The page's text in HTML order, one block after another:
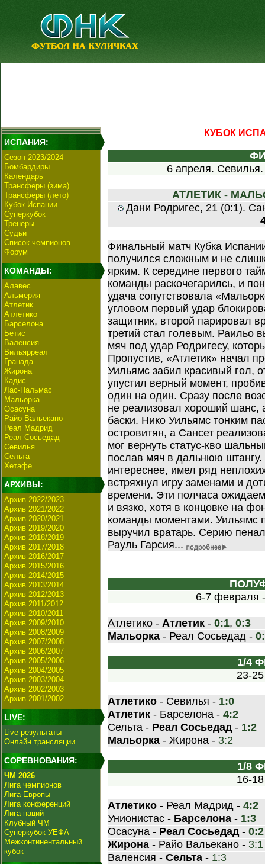
ИСПАНИЯ:
Сезон 2023/2024
Бомбардиры
Календарь
Трансферы (зима)
Трансферы (лето)
Кубок Испании
Суперкубок
Тренеры
Судьи
Список чемпионов
Форум
КОМАНДЫ:
Алавес
Альмерия
Атлетик
Атлетико
Барселона
Бетис
Валенсия
Вильярреал
Гранада
Жирона
Кадис
Лас-Пальмас
Мальорка
Осасуна
Райо Вальекано
Реал Мадрид
Реал Сосьедад
Севилья
Сельта
Хетафе
АРХИВЫ:
Архив 2022/2023
Архив 2021/2022
Архив 2020/2021
Архив 2019/2020
Архив 2018/2019
Архив 2017/2018
Архив 2016/2017
Архив 2015/2016
Архив 2014/2015
Архив 2013/2014
Архив 2012/2013
Архив 2011/2012
Архив 2010/2011
Архив 2009/2010
Архив 2008/2009
Архив 2007/2008
Архив 2006/2007
Архив 2005/2006
Архив 2004/2005
Архив 2003/2004
Архив 2002/2003
Архив 2001/2002
LIVE:
Live-результаты
Онлайн трансляции
СОРЕВНОВАНИЯ:
ЧМ 2026
Лига чемпионов
Лига Европы
Лига конференций
Лига наций
Клубный ЧМ
Суперкубок УЕФА
Межконтинентальный
кубок
КУБОК
6 апреля.
АТЛЕТИК -
Дани Родригес, 21 (0:1).
Финальный матч Кубка
получился сложным и не
ярким. К середине первого
команды раскочегарилсь, и
удача сопутствовала
угловом первый удар
защитник, второй парировал
третий стал голевым. Раильо
мяч под удар Родригесу,
Пропустив, «Атлетик» начал
Уильямс забил красивый гол,
упустил верный момент,
один на один. Сразу после
не реализовал хороший шанс,
баски. Нико Уильямс тонким
островитян, а Сансет
мог вернуть статус-кво
послав мяч в дальнюю
интереснее, имел ряд
встряхнул игру заменами и
времени. Эти полчаса
и вязко, хотя в концовке на
команды моментами. Уильямс
выручил вратарь. Серию
Рауль Гарсия...
6-7 февраля
Атлетико - Атлетик - 0:1, 0:3
Мальорка - Реал Сосьедад -
1/4
23-
Атлетико - Севилья - 1:0
Атлетик - Барселона - 4:2
Сельта - Реал Сосьедад - 1:2
Мальорка - Жирона - 3:2
1/8
16-
Атлетико - Реал Мадрид - 4:2
Унионистас - Барселона - 1:3
Осасуна - Реал Сосьедад - 0:2
Жирона - Райо Вальекано - 3:1
Валенсия - Сельта - 1:3